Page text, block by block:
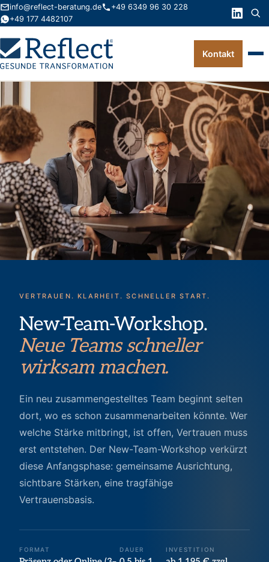
info@reflect-beratung.de
+49 6349 96 30 228
+49 177 4482107
Produkte
Wissen
Über uns
Kontakt
FAQ
Kontakt
VERTRAUEN. KLARHEIT. SCHNELLER START.
New-Team-Workshop.
Neue Teams schneller
wirksam machen.
Ein neu zusammengestelltes Team beginnt selten
dort, wo es schon zusammenarbeiten könnte. Wer
welche Stärke mitbringt, ist offen, Vertrauen muss
erst entstehen. Der New-Team-Workshop verkürzt
diese Anfangsphase: gemeinsame Ausrichtung,
sichtbare Stärken, eine tragfähige
Vertrauensbasis.
FORMAT DAUER INVESTITION